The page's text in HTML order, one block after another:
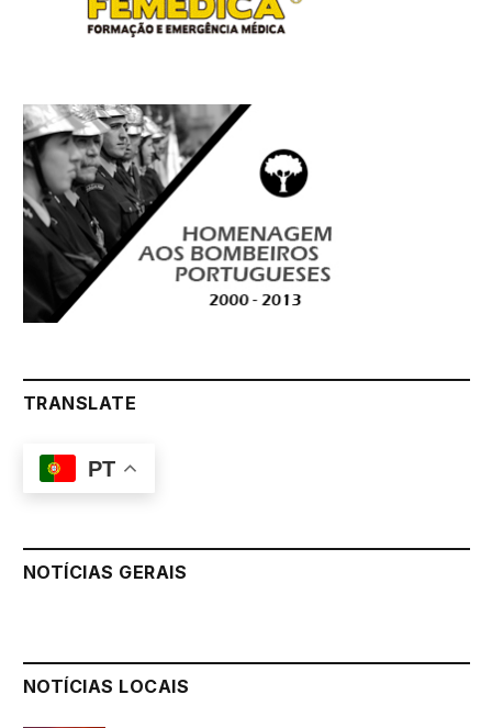
TRANSLATE
PT
NOTÍCIAS GERAIS
NOTÍCIAS LOCAIS